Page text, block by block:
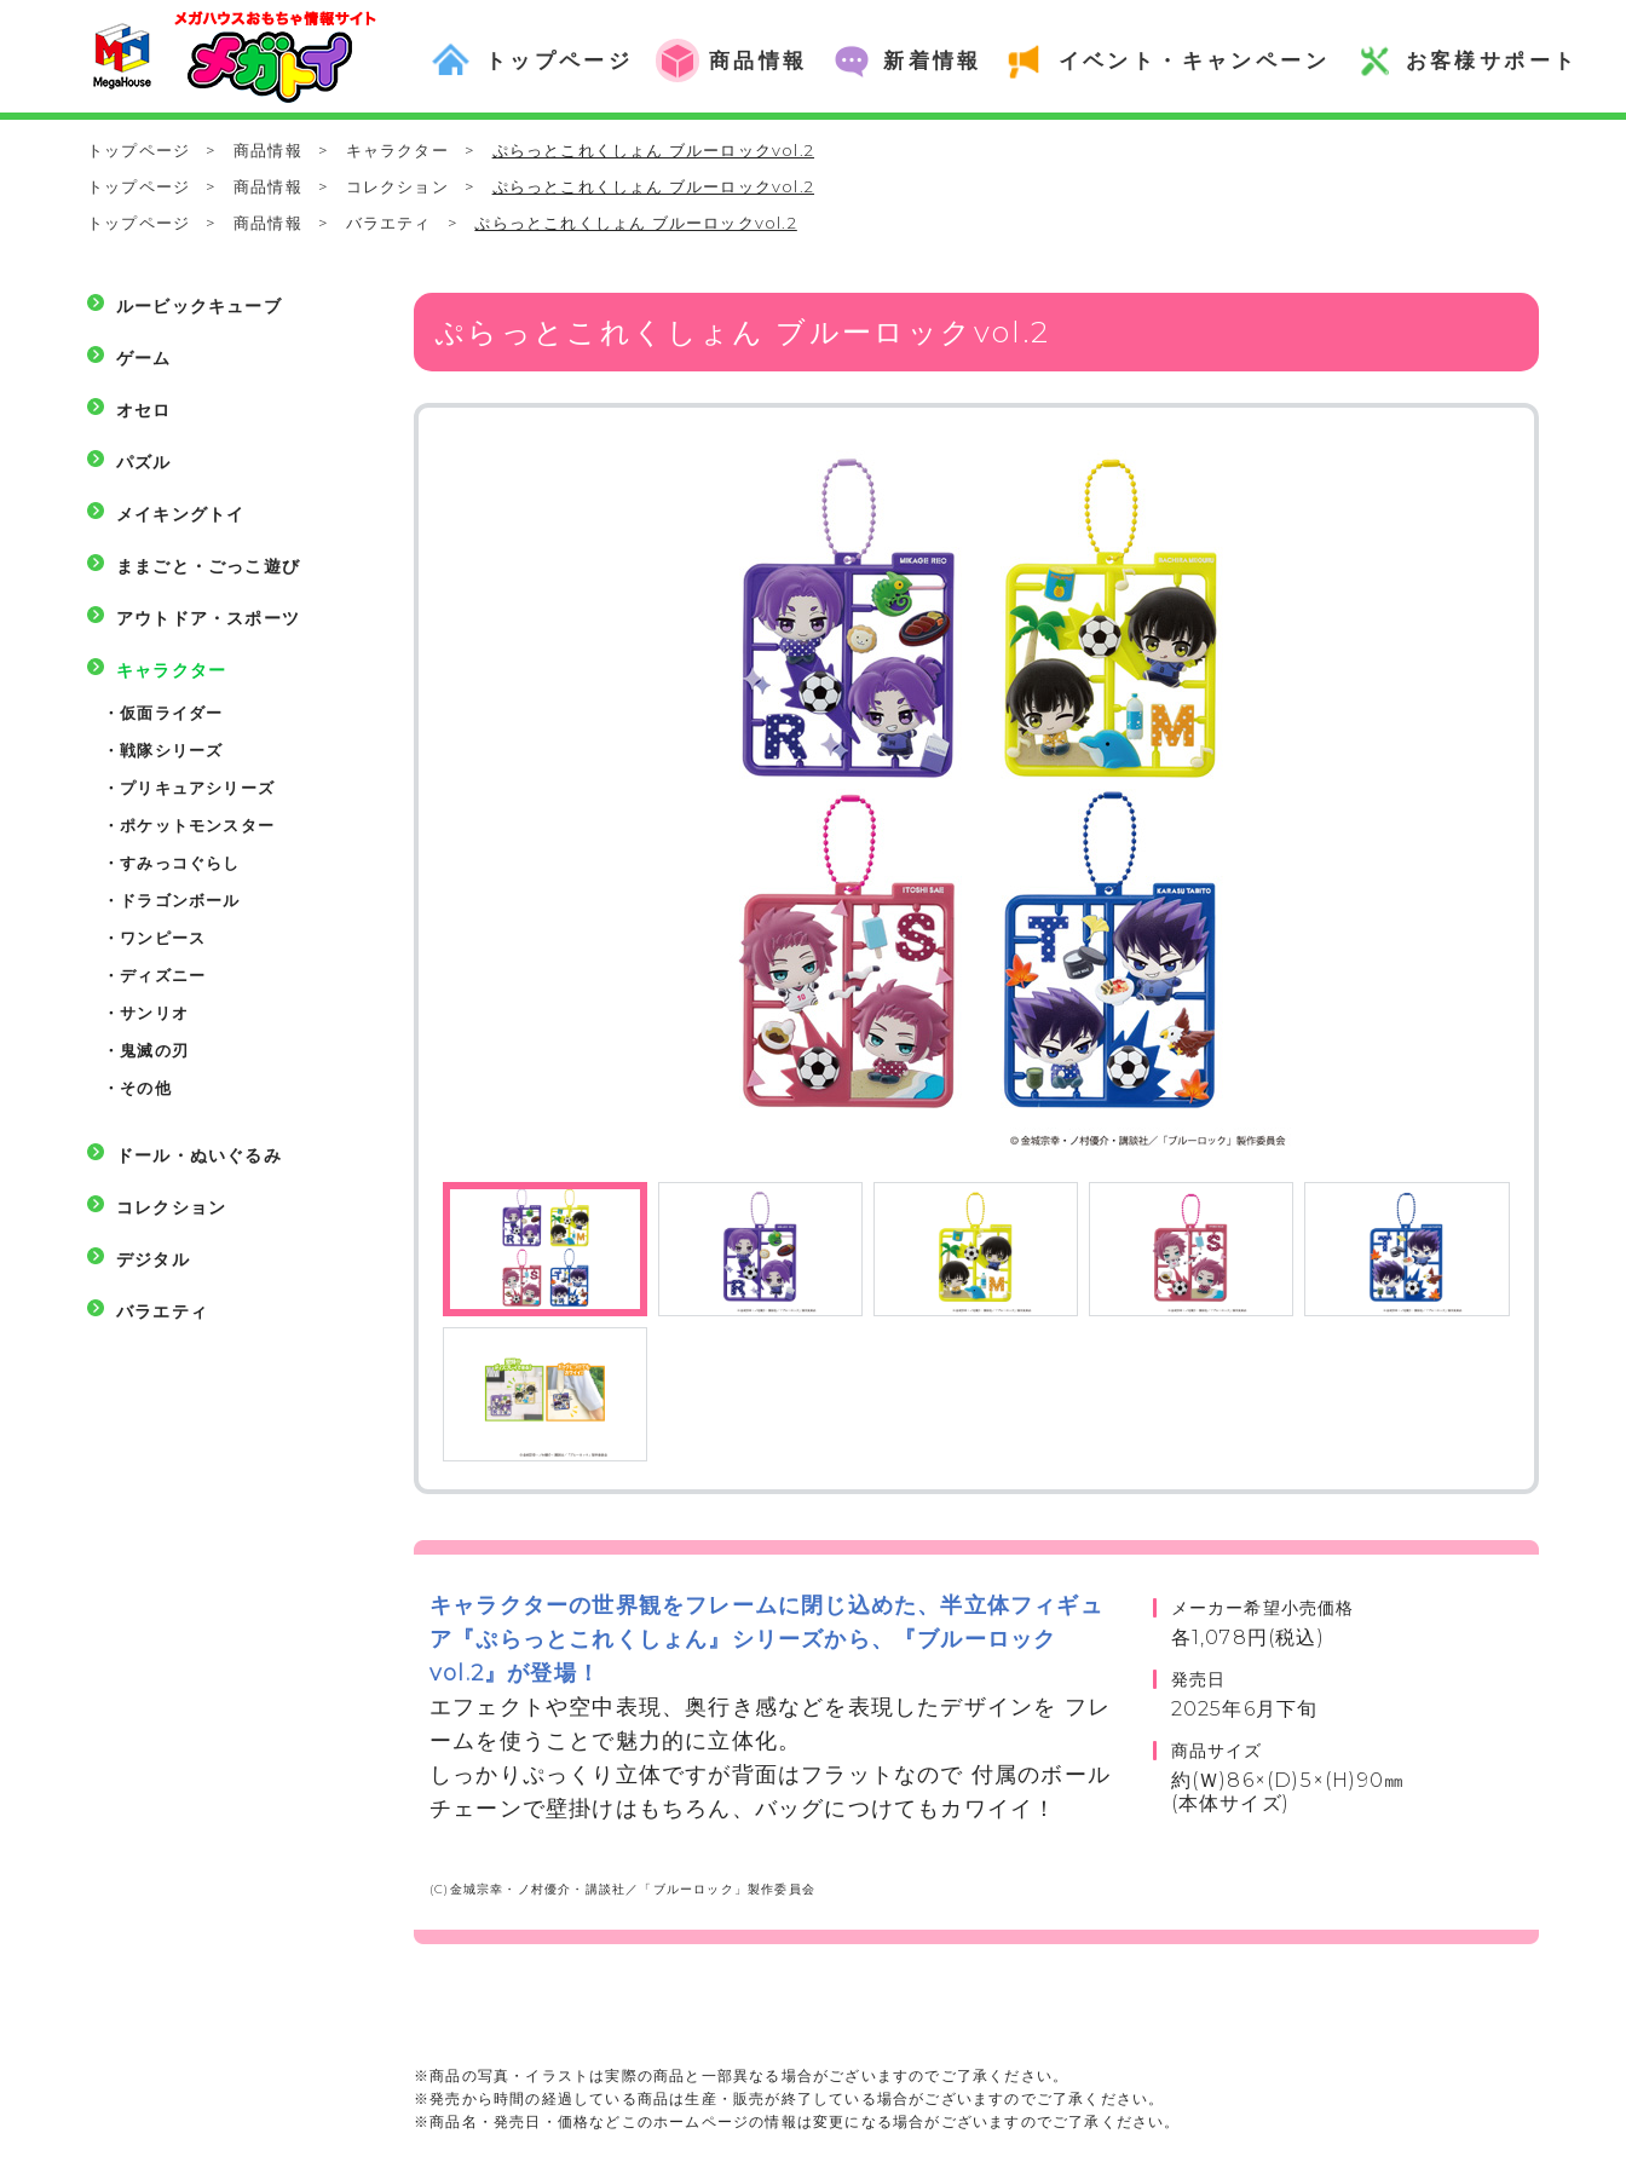
トップページ 商品情報 新着情報 イベント・キャンペーン お客様サポート
トップページ > 商品情報 > キャラクター >
ぷらっとこれくしょん ブルーロックvol.2
トップページ
> 商品情報 > コレクション >
ぷらっとこれくしょん ブルーロックvol.2
トップページ
> 商品情報 > バラエティ > ぷらっとこれくしょん ブルーロックvol.2
ルービックキューブ
ゲーム
オセロ
パズル
メイキングトイ
ままごと・ごっこ遊び
アウトドア・スポーツ
キャラクター
・仮面ライダー
・戦隊シリーズ
・ プリキュアシリーズ
・ ポケットモンスター
・すみっコぐらし
・ ドラゴンボール
・ ワンピース
・ディズニー
・サンリオ
・ 鬼滅の刃
・ その他
ドール・ぬいぐるみ
コレクション
デジタル
バラエティ
ぷらっとこれくしょん ブルーロックvol.2
キャラクターの世界観をフレームに閉じ込めた、半立体フィギュ
ア『ぷらっとこれくしょん』シリーズから、『ブルーロック
vol.2』が登場！
エフェクトや空中表現、奥行き感などを表現したデザインを フレ
ームを使うことで魅力的に立体化。
しっかりぷっくり立体ですが背面はフラットなので 付属のボール
チェーンで壁掛けはもちろん、バッグにつけてもカワイイ！
(C)金城宗幸・ノ村優介・講談社／「ブルーロック」製作委員会
メーカー希望小売価格
各1,078円(税込)
発売日
2025年6月下旬
商品サイズ
約(Ｗ)86×(D)5×(H)90㎜
(本体サイズ)
※商品の写真・イラストは実際の商品と一部異なる場合がございますのでご了承ください。
※発売から時間の経過している商品は生産・販売が終了している場合がございますのでご了承ください。
※商品名・発売日・価格などこのホームページの情報は変更になる場合がございますのでご了承ください。